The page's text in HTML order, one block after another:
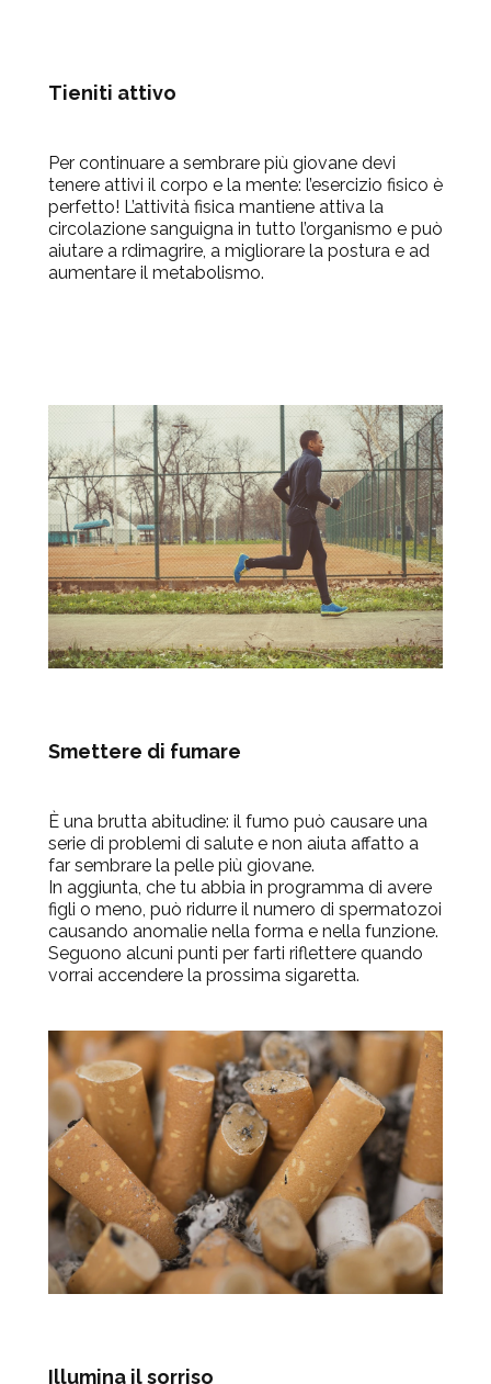
Tieniti attivo
Per continuare a sembrare più giovane devi
tenere attivi il corpo e la mente: l’esercizio fisico è
perfetto! L’attività fisica mantiene attiva la
circolazione sanguigna in tutto l’organismo e può
aiutare a rdimagrire, a migliorare la postura e ad
aumentare il metabolismo.
Smettere di fumare
È una brutta abitudine: il fumo può causare una
serie di problemi di salute e non aiuta affatto a
far sembrare la pelle più giovane.
In aggiunta, che tu abbia in programma di avere
figli o meno, può ridurre il numero di spermatozoi
causando anomalie nella forma e nella funzione.
Seguono alcuni punti per farti riflettere quando
vorrai accendere la prossima sigaretta.
Illumina il sorriso